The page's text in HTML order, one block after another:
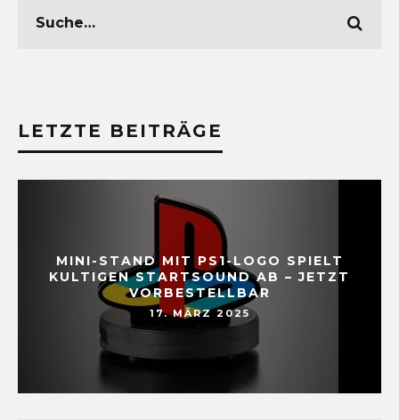
LETZTE BEITRÄGE
MINI-STAND MIT PS1-LOGO SPIELT
KULTIGEN STARTSOUND AB – JETZT
VORBESTELLBAR
17. MÄRZ 2025